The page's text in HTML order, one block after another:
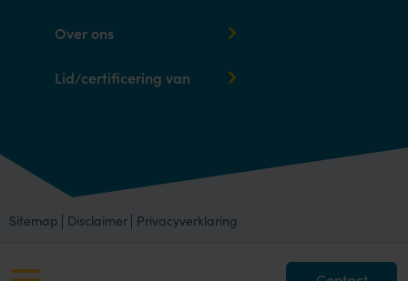
Over ons
Lid/certificering van
Sitemap Disclaimer Privacyverklaring